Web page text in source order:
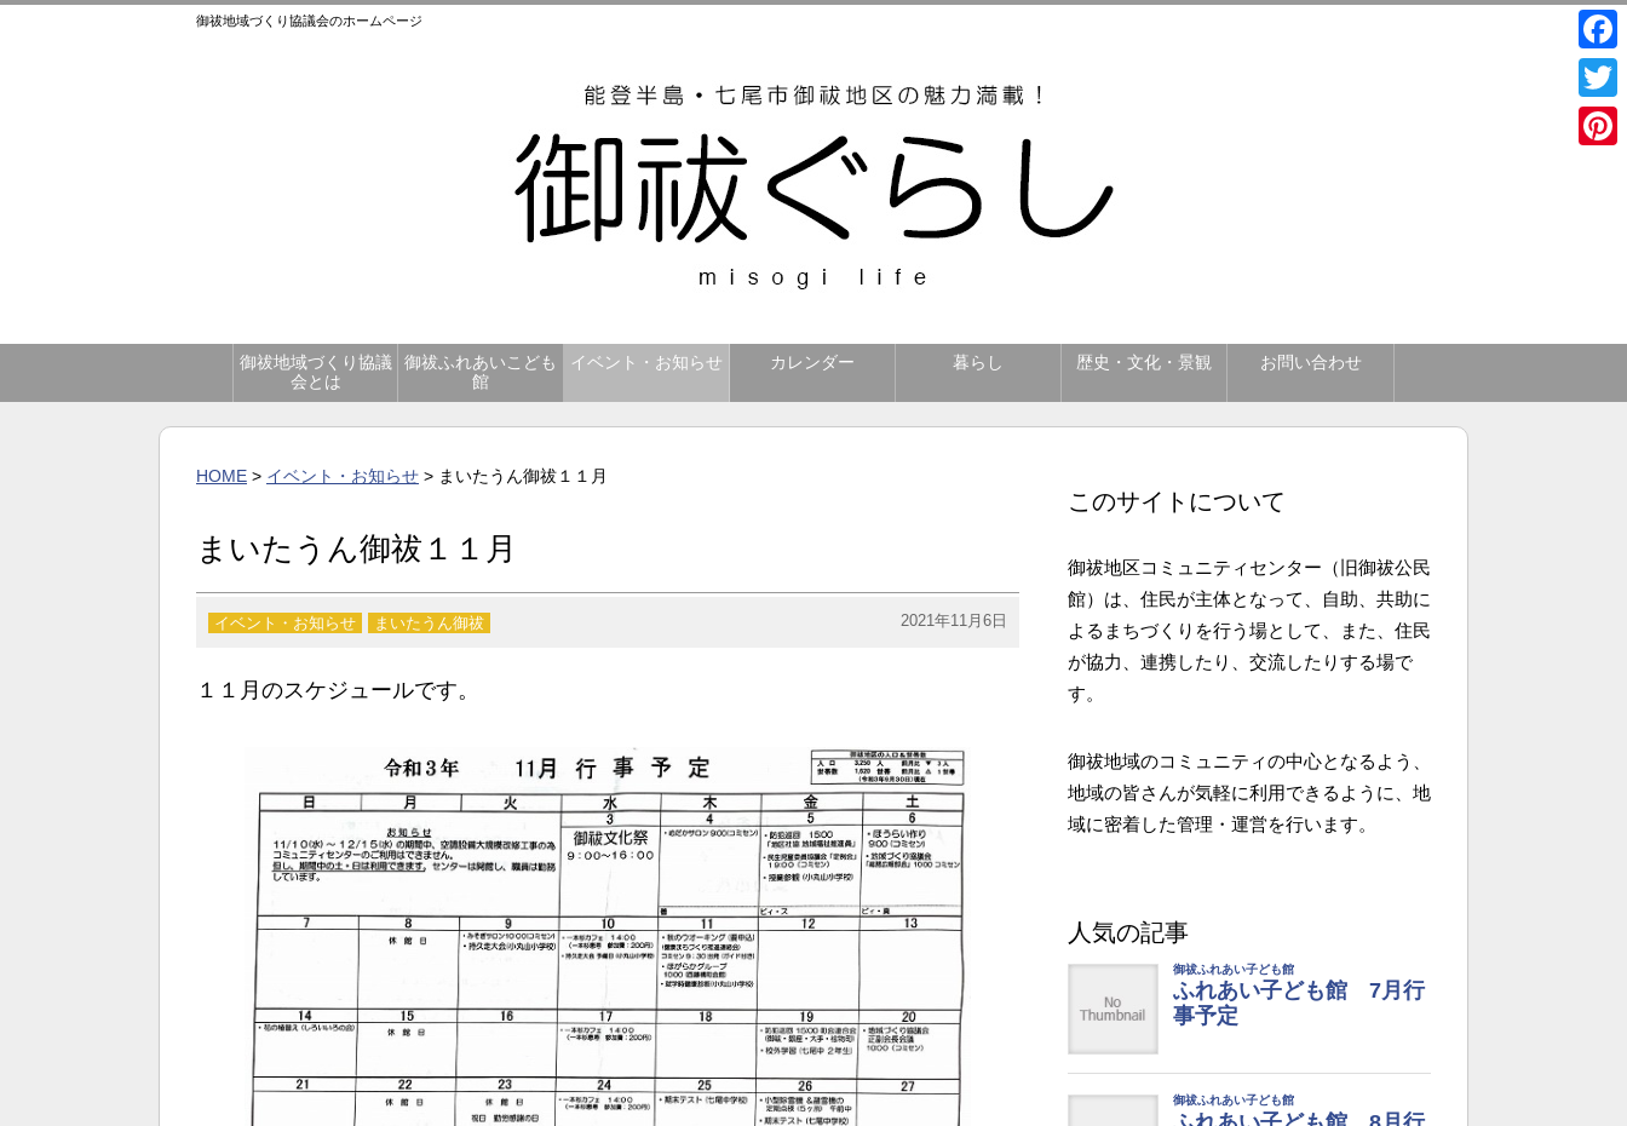
御祓地域づくり協議会のホームページ
御祓地域づくり協議
会とは
御祓ふれあいこども
館
イベント・お知らせ カレンダー 暮らし 歴史・文化・景観 お問い合わせ
HOME > イベント・お知らせ > まいたうん御祓１１月
まいたうん御祓１１月
イベント・お知らせ まいたうん御祓 2021年11月6日
１１月のスケジュールです。
このサイトについて
御祓地区コミュニティセンター（旧御祓公民
館）は、住民が主体となって、自助、共助に
よるまちづくりを行う場として、また、住民
が協力、連携したり、交流したりする場で
す。
御祓地域のコミュニティの中心となるよう、
地域の皆さんが気軽に利用できるように、地
域に密着した管理・運営を行います。
人気の記事